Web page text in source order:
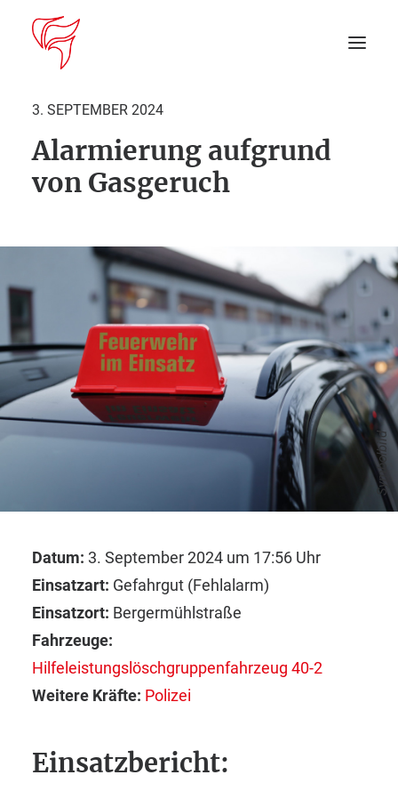
Startseite
Aktuelles
DEIN EINSATZ
Suche
3. SEPTEMBER 2024
Alarmierung aufgrund
von Gasgeruch
Symbolbild
Datum: 3. September 2024 um 17:56 Uhr
Einsatzart: Gefahrgut (Fehlalarm)
Einsatzort: Bergermühlstraße
Fahrzeuge:
Hilfeleistungslöschgruppenfahrzeug 40-2
Weitere Kräfte: Polizei
Einsatzbericht: